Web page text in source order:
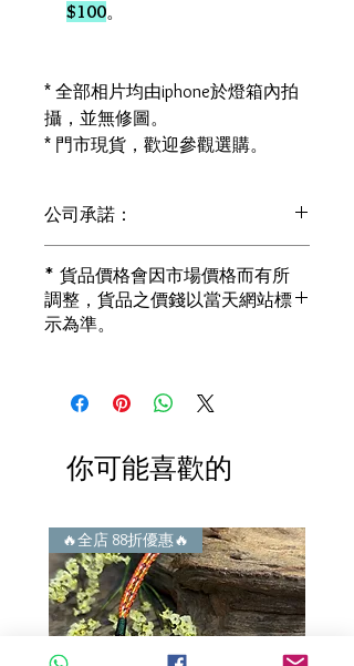
$100。
* 全部相片均由iphone於燈箱內拍
攝，並無修圖。
* 門市現貨，歡迎參觀選購。
公司承諾：
冇加色！冇化妝！
i) 所有已鑲玉器珠寶丶玉鐲丶擺件皆 奉
送 [香港翡翠鑑証書]
i) 成色足。冇鍍金！冇包金！冇假金！
3) 顧客所花費一分一毫全部都是珠寶本
i) 無佣金！無租金！無買手費！真真正
正行內批發價。
謝絕紙上談兵。
* 貨品價格會因市場價格而有所
調整，貨品之價錢以當天網站標
示為準。
你可能喜歡的
🔥全店 88折優惠🔥